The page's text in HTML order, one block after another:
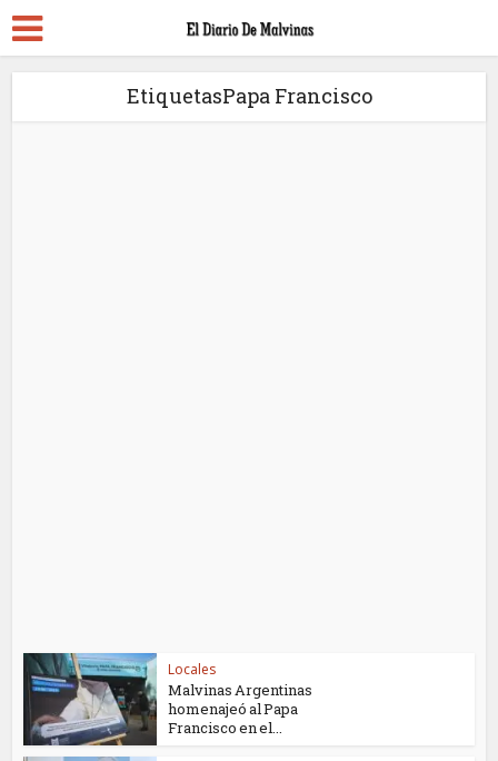
EtiquetasPapa Francisco
Locales
Malvinas Argentinas
homenajeó al Papa
Francisco en el...